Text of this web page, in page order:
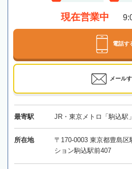
現在営業中
電話す
メール
最寄駅 JR・東京メトロ「駒込駅
所在地
〒170-0003 東京都豊島
ション駒込駅前407